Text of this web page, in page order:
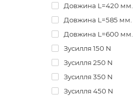
Довжина L=420 мм.
Довжина L=585 мм.
Довжина L=600 мм.
Зусилля 150 N
Зусилля 250 N
Зусилля 350 N
Зусилля 450 N